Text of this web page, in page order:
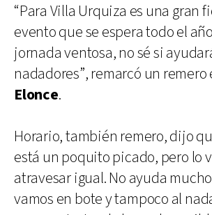
“Para Villa Urquiza es una gran
evento que se espera todo el
jornada ventosa, no sé si
nadadores”, remarcó un
Elonce.
Horario, también remero, dijo
está un poquito picado, pero lo
atravesar igual. No ayuda
vamos en bote y tampoco al